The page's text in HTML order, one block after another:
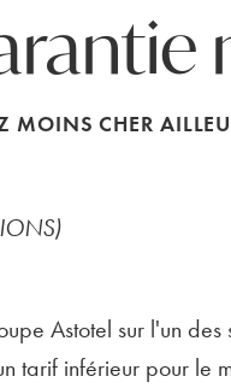
MOINS CHER
Astotel sur l'un
tarif inférieur pour le